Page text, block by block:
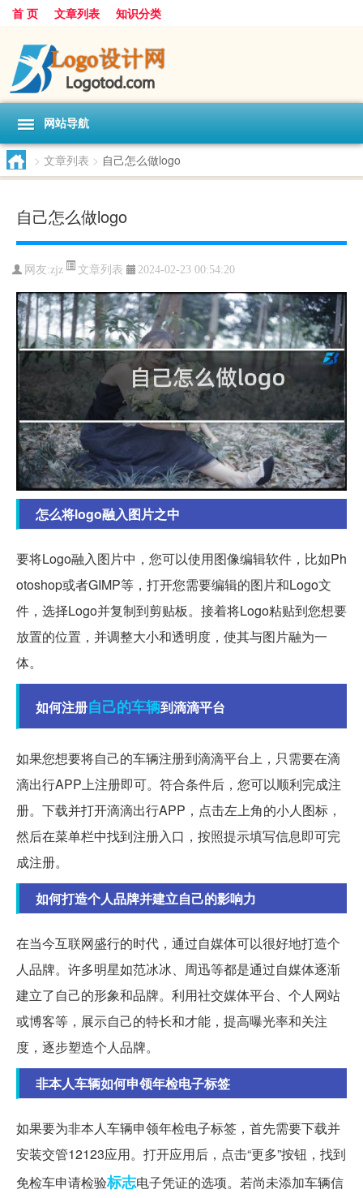
首 页 文章列表 知识分类
网站导航
> 文章列表 > 自己怎么做logo
自己怎么做logo
网友:zjz 文章列表 2024-02-23 00:54:20
怎么将logo融入图片之中
要将Logo融入图片中，您可以使用图像编辑软件，比如Ph
otoshop或者GIMP等，打开您需要编辑的图片和Logo文
件，选择Logo并复制到剪贴板。接着将Logo粘贴到您想要
放置的位置，并调整大小和透明度，使其与图片融为一
体。
如何注册自己的车辆到滴滴平台
如果您想要将自己的车辆注册到滴滴平台上，只需要在滴
滴出行APP上注册即可。符合条件后，您可以顺利完成注
册。下载并打开滴滴出行APP，点击左上角的小人图标，
然后在菜单栏中找到注册入口，按照提示填写信息即可完
成注册。
如何打造个人品牌并建立自己的影响力
在当今互联网盛行的时代，通过自媒体可以很好地打造个
人品牌。许多明星如范冰冰、周迅等都是通过自媒体逐渐
建立了自己的形象和品牌。利用社交媒体平台、个人网站
或博客等，展示自己的特长和才能，提高曝光率和关注
度，逐步塑造个人品牌。
非本人车辆如何申领年检电子标签
如果要为非本人车辆申领年检电子标签，首先需要下载并
安装交管12123应用。打开应用后，点击“更多”按钮，找到
免检车申请检验标志电子凭证的选项。若尚未添加车辆信